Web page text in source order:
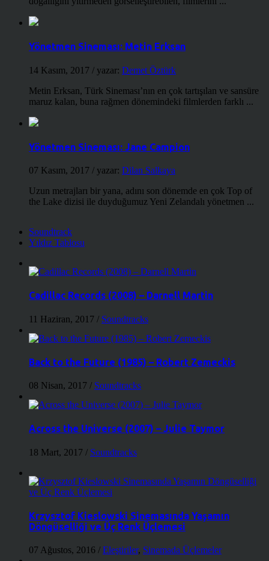
Yönetmen Sineması: Metin Erksan
14 Kasım, 2017 / yazar: Demet Öztürk
Metin Erksan, Türk Sineması’nın en çok tartışılan ve sansüre
maruz kalan, buna rağmen dönemindeki filmlerden farklı ...
Yönetmen Sineması: Jane Campion
07 Kasım, 2017 / yazar: Dilan Salkaya
Uzun metrajları bir yana, adını son dönemde en çok Top of
the Lake dizisi ile duyduğumuz Yeni Zelandalı yönetmen ...
Soundtrack
Yıldız Tablosu
Cadillac Records (2008) – Darnell Martin
11 Haziran, 2017 / Soundtracks
Back to the Future (1985) – Robert Zemeckis
08 Nisan, 2017 / Soundtracks
Across the Universe (2007) – Julie Taymor
18 Mart, 2017 / Soundtracks
Krzysztof Kieslowski Sinemasında Yaşamın
Döngüselliği ve Üç Renk Üçlemesi
07 Ağustos, 2016 / Eleştiriler, Sinemada Üçlemeler